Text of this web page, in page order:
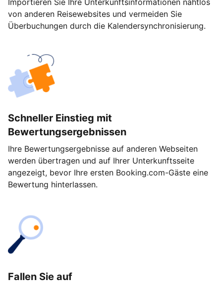
Importieren Sie Ihre Unterkunftsinformationen nahtlos
von anderen Reisewebsites und vermeiden Sie
Überbuchungen durch die Kalendersynchronisierung.
Schneller Einstieg mit
Bewertungsergebnissen
Ihre Bewertungsergebnisse auf anderen Webseiten
werden übertragen und auf Ihrer Unterkunftsseite
angezeigt, bevor Ihre ersten Booking.com-Gäste eine
Bewertung hinterlassen.
Fallen Sie auf